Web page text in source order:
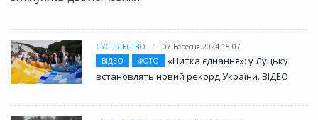
СУСПІЛЬСТВО
07 Вересня 2024 15:07
ВІДЕО
ФОТО
«Нитка єднання»: у Луцьку
встановлять новий рекорд України. ВІДЕО